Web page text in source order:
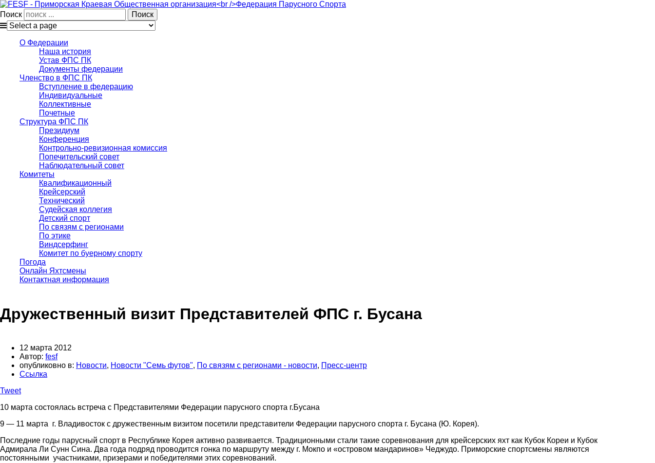
Поиск
О Федерации
Наша история
Устав ФПС ПК
Документы федерации
Членство в ФПС ПК
Вступление в федерацию
Индивидуальные
Коллективные
Почетные
Структура ФПС ПК
Президиум
Конференция
Контрольно-ревизионная комиссия
Попечительский совет
Наблюдательный совет
Комитеты
Квалификационный
Крейсерский
Технический
Судейская коллегия
Детский спорт
По связям с регионами
По этике
Виндсерфинг
Комитет по буерному спорту
Погода
Онлайн Яхтсмены
Контактная информация
Дружественный визит Представителей ФПС г. Бусана
12 марта 2012
Автор: fesf
опубликовно в: Новости, Новости "Семь футов", По связям с регионами - новости, Пресс-центр
Ссылка
Tweet
10 марта состоялась встреча с Представителями Федерации парусного спорта г.Бусана
9 — 11 марта г. Владивосток с дружественным визитом посетили представители Федерации парусного спорта г. Бусана (Ю. Корея).
Последние годы парусный спорт в Республике Корея активно развивается. Традиционными стали такие соревнования для крейсерских яхт как Кубок Кореи и Кубок
Адмирала Ли Сунн Сина. Два года подряд проводится гонка по маршруту между г. Мокпо и «островом мандаринов» Чеджудо. Приморские спортсмены являются
постоянными участниками, призерами и победителями этих соревнований.